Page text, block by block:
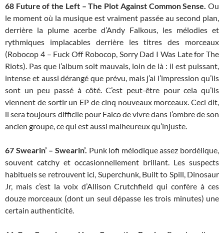
68 Future of the Left – The Plot Against Common Sense.Ou
le moment où la musique est vraiment passée au second plan,
derrière la plume acerbe d’Andy Falkous, les mélodies et
rythmiques implacables derrière les titres des morceaux
(Robocop 4 – Fuck Off Robocop, Sorry Dad I Was Late for The
Riots). Pas que l’album soit mauvais, loin de là : il est puissant,
intense et aussi dérangé que prévu, mais j’ai l’impression qu’ils
sont un peu passé à côté. C’est peut-être pour cela qu’ils
viennent de sortir un EP de cinq nouveaux morceaux. Ceci dit,
il sera toujours difficile pour Falco de vivre dans l’ombre de son
ancien groupe, ce qui est aussi malheureux qu’injuste.
67 Swearin’ – Swearin’. Punk lofi mélodique assez bordélique,
souvent catchy et occasionnellement brillant. Les suspects
habituels se retrouvent ici, Superchunk, Built to Spill, Dinosaur
Jr, mais c’est la voix d’Allison Crutchfield qui confère à ces
douze morceaux (dont un seul dépasse les trois minutes) une
certain authenticité.